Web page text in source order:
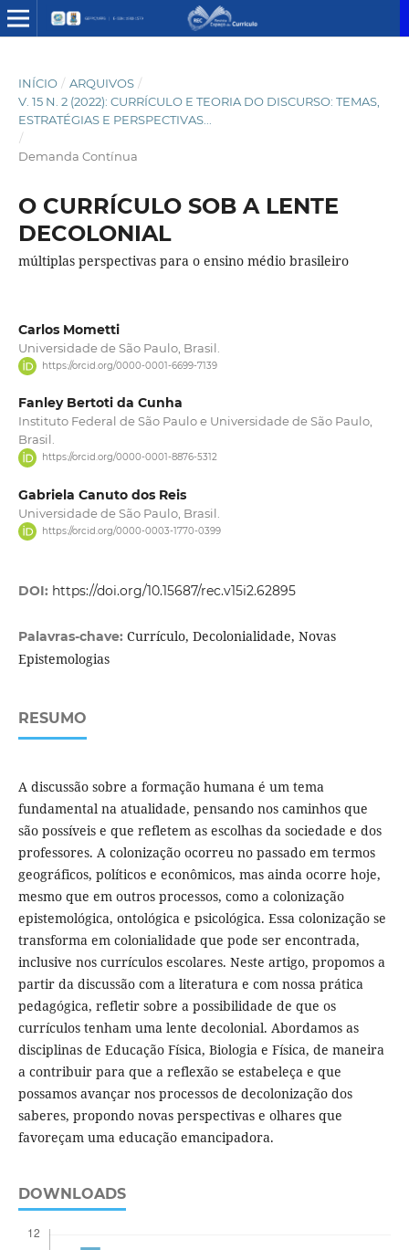
INÍCIO / ARQUIVOS /
V. 15 N. 2 (2022): CURRÍCULO E TEORIA DO DISCURSO: TEMAS,
ESTRATÉGIAS E PERSPECTIVAS...
/
Demanda Contínua
O CURRÍCULO SOB A LENTE
DECOLONIAL
múltiplas perspectivas para o ensino médio brasileiro
Carlos Mometti
Universidade de São Paulo, Brasil.
https://orcid.org/0000-0001-6699-7139
Fanley Bertoti da Cunha
Instituto Federal de São Paulo e Universidade de São Paulo,
Brasil.
https://orcid.org/0000-0001-8876-5312
Gabriela Canuto dos Reis
Universidade de São Paulo, Brasil.
https://orcid.org/0000-0003-1770-0399
DOI: https://doi.org/10.15687/rec.v15i2.62895
Palavras-chave: Currículo, Decolonialidade, Novas
Epistemologias
RESUMO
A discussão sobre a formação humana é um tema
fundamental na atualidade, pensando nos caminhos que
são possíveis e que refletem as escolhas da sociedade e dos
professores. A colonização ocorreu no passado em termos
geográficos, políticos e econômicos, mas ainda ocorre hoje,
mesmo que em outros processos, como a colonização
epistemológica, ontológica e psicológica. Essa colonização se
transforma em colonialidade que pode ser encontrada,
inclusive nos currículos escolares. Neste artigo, propomos a
partir da discussão com a literatura e com nossa prática
pedagógica, refletir sobre a possibilidade de que os
currículos tenham uma lente decolonial. Abordamos as
disciplinas de Educação Física, Biologia e Física, de maneira
a contribuir para que a reflexão se estabeleça e que
possamos avançar nos processos de decolonização dos
saberes, propondo novas perspectivas e olhares que
favoreçam uma educação emancipadora.
DOWNLOADS